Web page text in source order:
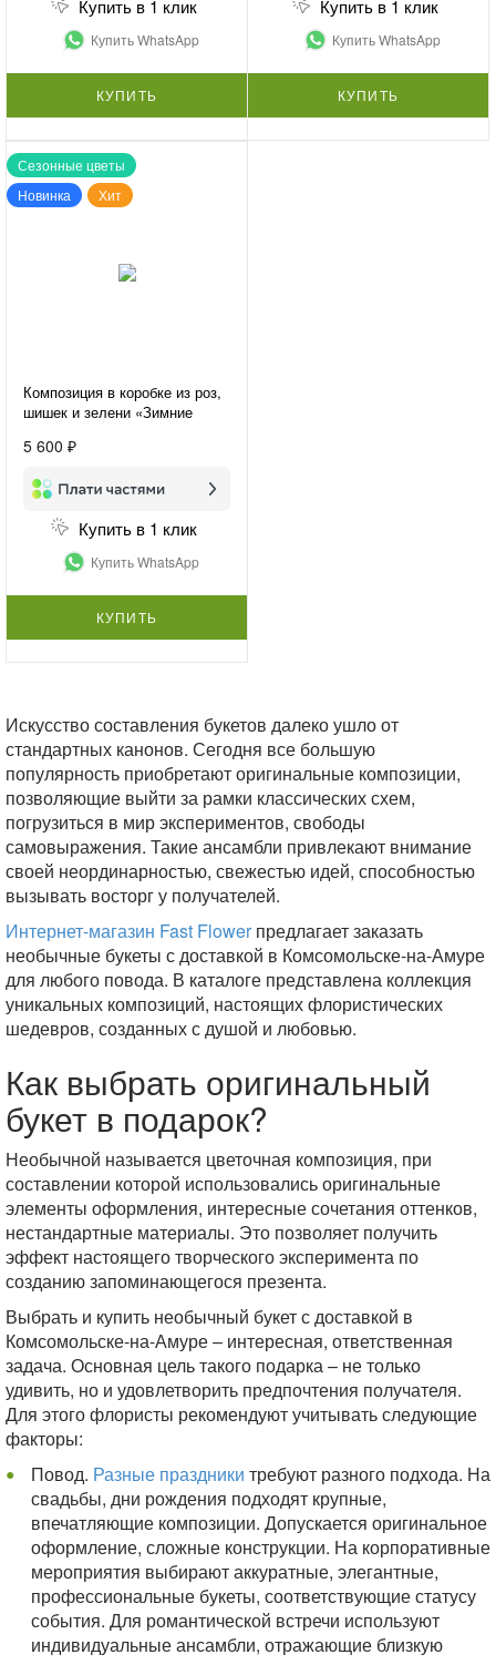
Купить в 1 клик
Купить WhatsApp
КУПИТЬ
Купить в 1 клик
Купить WhatsApp
КУПИТЬ
Сезонные цветы
Новинка
Хит
Композиция в коробке из роз,
шишек и зелени «Зимние
5 600 ₽
Купить в 1 клик
Купить WhatsApp
КУПИТЬ
Искусство составления букетов далеко ушло от
стандартных канонов. Сегодня все большую
популярность приобретают оригинальные композиции,
позволяющие выйти за рамки классических схем,
погрузиться в мир экспериментов, свободы
самовыражения. Такие ансамбли привлекают внимание
своей неординарностью, свежестью идей, способностью
вызывать восторг у получателей.
Интернет-магазин Fast Flower предлагает заказать
необычные букеты с доставкой в Комсомольске-на-Амуре
для любого повода. В каталоге представлена коллекция
уникальных композиций, настоящих флористических
шедевров, созданных с душой и любовью.
Как выбрать оригинальный
букет в подарок?
Необычной называется цветочная композиция, при
составлении которой использовались оригинальные
элементы оформления, интересные сочетания оттенков,
нестандартные материалы. Это позволяет получить
эффект настоящего творческого эксперимента по
созданию запоминающегося презента.
Выбрать и купить необычный букет с доставкой в
Комсомольске-на-Амуре – интересная, ответственная
задача. Основная цель такого подарка – не только
удивить, но и удовлетворить предпочтения получателя.
Для этого флористы рекомендуют учитывать следующие
факторы:
Повод. Разные праздники требуют разного подхода. На
свадьбы, дни рождения подходят крупные,
впечатляющие композиции. Допускается оригинальное
оформление, сложные конструкции. На корпоративные
мероприятия выбирают аккуратные, элегантные,
профессиональные букеты, соответствующие статусу
события. Для романтической встречи используют
индивидуальные ансамбли, отражающие близкую